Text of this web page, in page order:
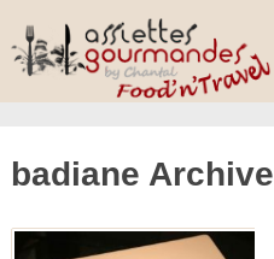
badiane Archive